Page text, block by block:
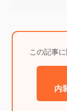
この記事
内